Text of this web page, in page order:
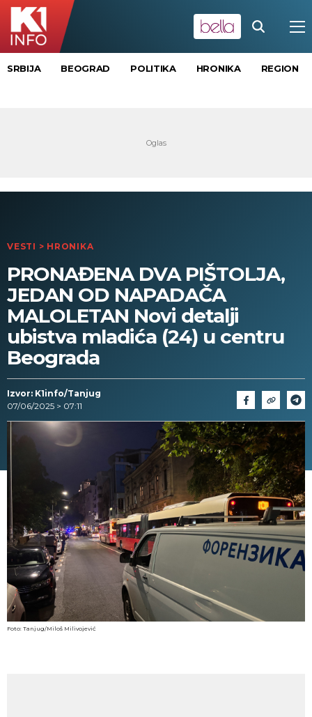
SRBIJA BEOGRAD POLITIKA HRONIKA REGION
VESTI > HRONIKA
PRONAĐENA DVA PIŠTOLJA,
JEDAN OD NAPADAČA
MALOLETAN Novi detalji
ubistva mladića (24) u centru
Beograda
Izvor: K1info/Tanjug
07/06/2025 > 07:11
Foto: Tanjug/Miloš Milivojević